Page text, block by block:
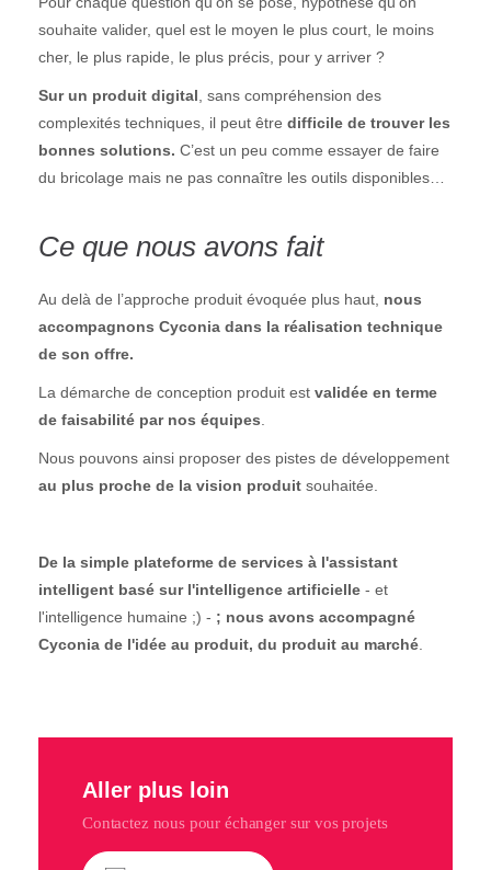
souhaite valider, quel est le moyen le plus court, le moins
cher, le plus rapide, le plus précis, pour y arriver ?
Sur un produit digital , sans compréhension des
complexités techniques, il peut être difficile de trouver les
bonnes solutions. C’est un peu comme essayer de faire
du bricolage mais ne pas connaître les outils disponibles…
Ce que nous avons fait
Au delà de l’approche produit évoquée plus haut, nous
accompagnons Cyconia dans la réalisation technique
de son offre.
La démarche de conception produit est validée en terme
de faisabilité par nos équipes
Nous pouvons ainsi proposer des pistes de développement
au plus proche de la vision produit souhaitée.
De la simple plateforme de services à l'assistant
intelligent basé sur l'intelligence artificielle - et
l'intelligence humaine ;) - ; nous avons accompagné
Cyconia de l'idée au produit, du produit au marché
Aller plus loin
Contactez nous pour échanger sur vos projets